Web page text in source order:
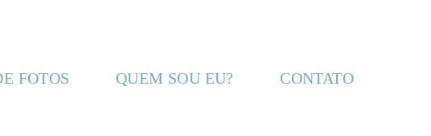
FOTOS QUEM SOU EU? CONTATO